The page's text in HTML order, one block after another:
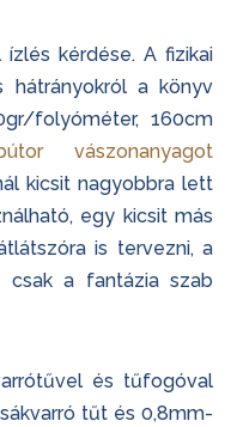
kérdése. A fizikai
hátrányokról a könyv
folyóméter, 160cm
vászonanyagot
kicsit nagyobbra lett
egy kicsit más
is tervezni, a
a fantázia szab
és tűfogóval
tűt és 0,8mm-